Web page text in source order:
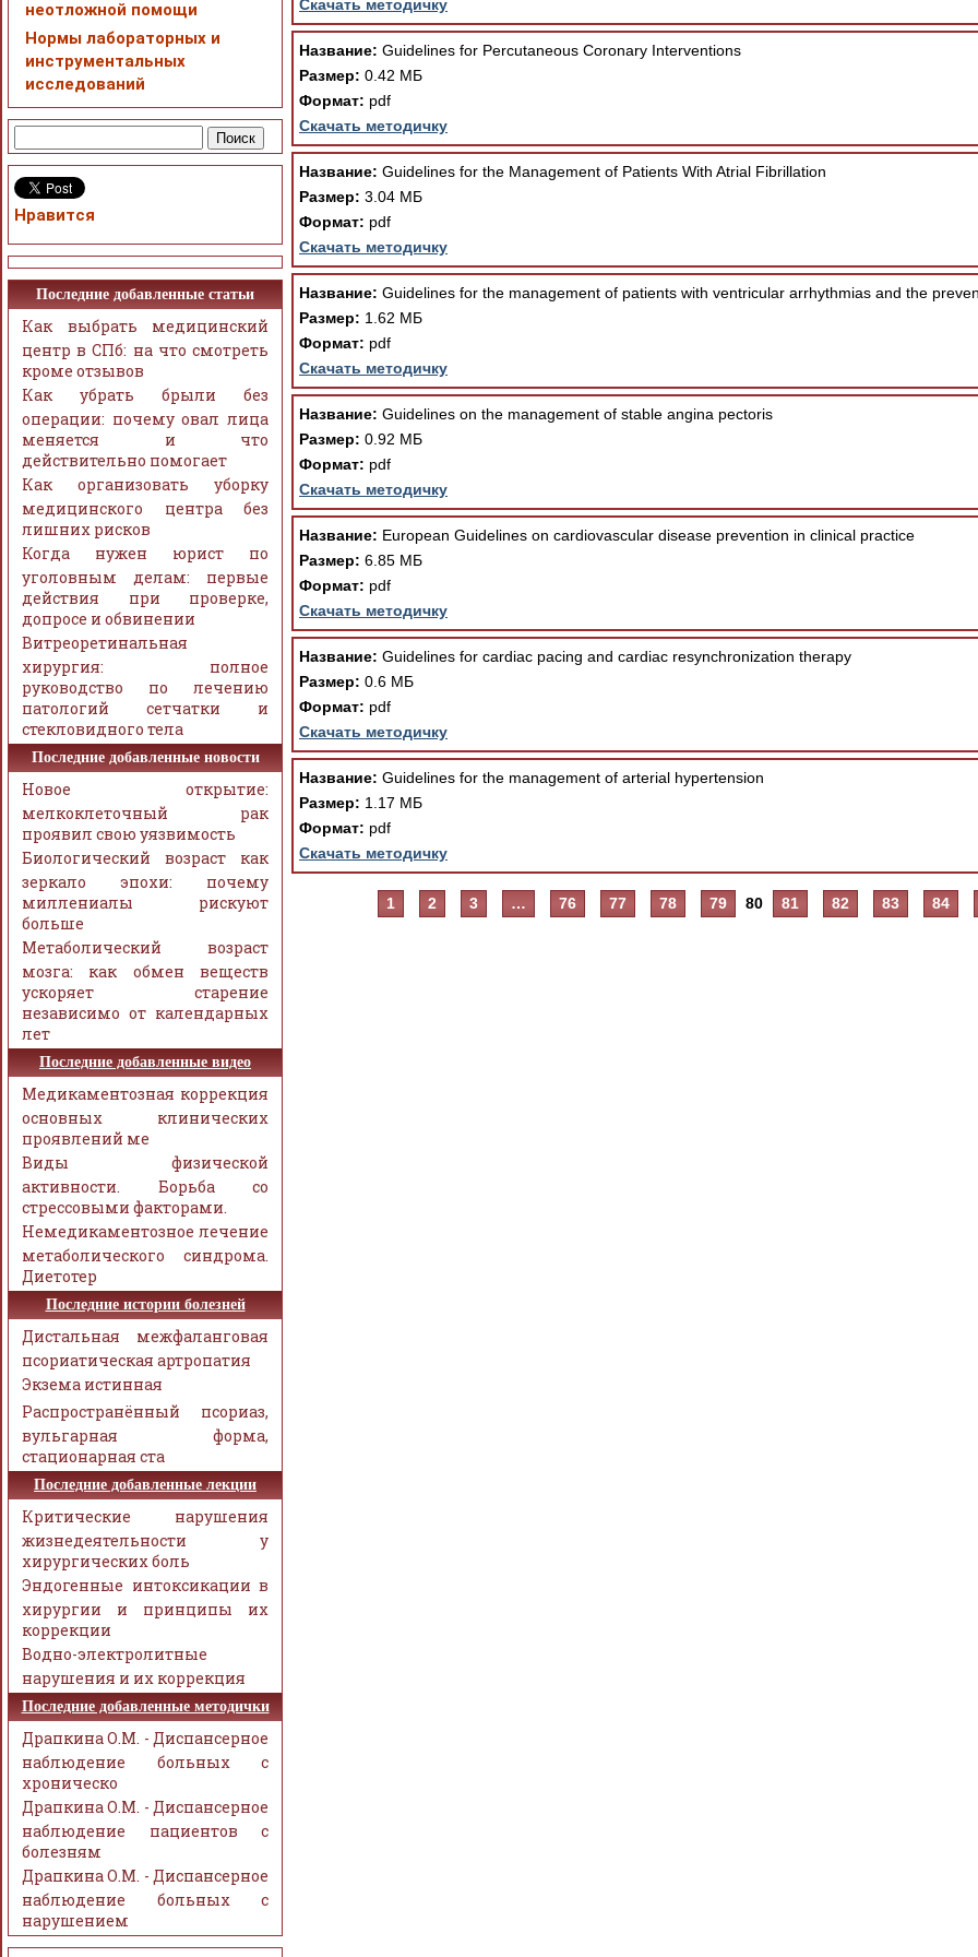
Скачать методичку
Название: Guidelines for Percutaneous Coronary Interventions
Размер: 0.42 МБ
Формат: pdf
Скачать методичку
Название: Guidelines for the Management of Patients With Atrial Fibrillation
Размер: 3.04 МБ
Формат: pdf
Скачать методичку
Название: Guidelines for the management of patients with ventricular arrhythmias and the
Размер: 1.62 МБ
Формат: pdf
Скачать методичку
Название: Guidelines on the management of stable angina pectoris
Размер: 0.92 МБ
Формат: pdf
Скачать методичку
Название: European Guidelines on cardiovascular disease prevention in clinical practice
Размер: 6.85 МБ
Формат: pdf
Скачать методичку
Название: Guidelines for cardiac pacing and cardiac resynchronization therapy
Размер: 0.6 МБ
Формат: pdf
Скачать методичку
Название: Guidelines for the management of arterial hypertension
Размер: 1.17 МБ
Формат: pdf
Скачать методичку
1 2 3 … 76 77 78 79 80 81 82 83 84
неотложной помощи
Нормы лабораторных и
инструментальных
исследований
Нравится
Последние добавленные статьи
Как выбрать медицинский
центр в СПб: на что смотреть
кроме отзывов
Как убрать брыли без
операции: почему овал лица
меняется и что
действительно помогает
Как организовать уборку
медицинского центра без
лишних рисков
Когда нужен юрист по
уголовным делам: первые
действия при проверке,
допросе и обвинении
Витреоретинальная
хирургия: полное
руководство по лечению
патологий сетчатки и
стекловидного тела
Последние добавленные новости
Новое открытие:
мелкоклеточный рак
проявил свою уязвимость
Биологический возраст как
зеркало эпохи: почему
миллениалы рискуют
больше
Метаболический возраст
мозга: как обмен веществ
ускоряет старение
независимо от календарных
лет
Последние добавленные видео
Медикаментозная коррекция
основных клинических
проявлений ме
Виды физической
активности. Борьба со
стрессовыми факторами.
Немедикаментозное лечение
метаболического синдрома.
Диетотер
Последние истории болезней
Дистальная межфаланговая
псориатическая артропатия
Экзема истинная
Распространённый псориаз,
вульгарная форма,
стационарная ста
Последние добавленные лекции
Критические нарушения
жизнедеятельности у
хирургических боль
Эндогенные интоксикации в
хирургии и принципы их
коррекции
Водно-электролитные
нарушения и их коррекция
Последние добавленные методички
Драпкина О.М. - Диспансерное
наблюдение больных с
хроническо
Драпкина О.М. - Диспансерное
наблюдение пациентов с
болезням
Драпкина О.М. - Диспансерное
наблюдение больных с
нарушением